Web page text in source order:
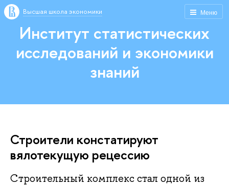
Меню
Высшая школа экономики
Институт статистических
исследований и экономики
знаний
Строители констатируют
вялотекущую рецессию
Строительный комплекс стал одной из